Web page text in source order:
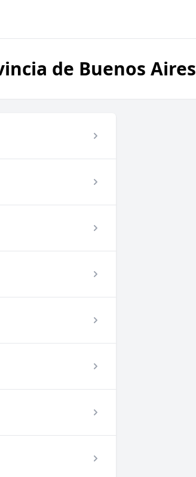
de Buenos Aires